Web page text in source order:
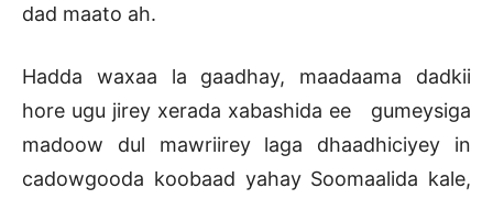
dad maato ah.
Hadda waxaa la gaadhay, maadaama dadkii
hore ugu jirey xerada xabashida ee gumeysiga
madoow dul mawriirey laga dhaadhiciyey in
cadowgooda koobaad yahay Soomaalida kale,